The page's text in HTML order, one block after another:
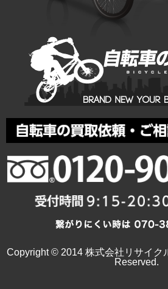
Copyright © 2014 株式会社リサイク
Reserved.